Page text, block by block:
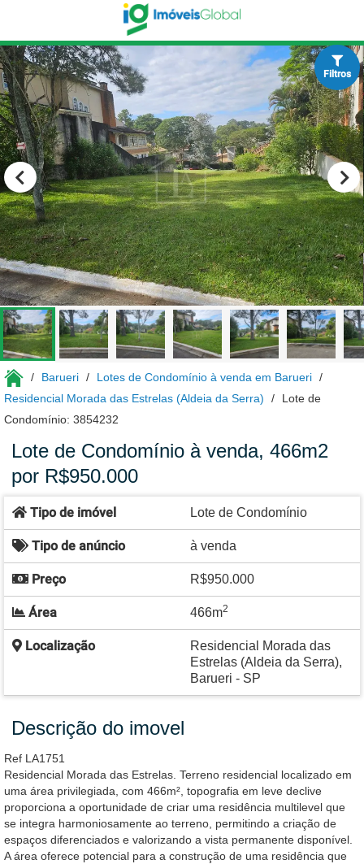
Barueri
Lotes de Condomínio à venda em Barueri
Residencial Morada das Estrelas (Aldeia da Serra)
Lote de
Condomínio: 3854232
Lote de Condomínio à venda, 466m2
por R$950.000
Tipo de imóvel Lote de Condomínio
Tipo de anúncio à venda
Preço R$950.000
Área 466m2
Localização
Residencial Morada das
Estrelas (Aldeia da Serra),
Barueri - SP
Descrição do imovel
Ref LA1751
Residencial Morada das Estrelas. Terreno residencial localizado em
uma área privilegiada, com 466m², topografia em leve declive
proporciona a oportunidade de criar uma residência multilevel que
se integra harmoniosamente ao terreno, permitindo a criação de
espaços diferenciados e valorizando a vista permanente disponível.
A área oferece potencial para a construção de uma residência que
Filtros